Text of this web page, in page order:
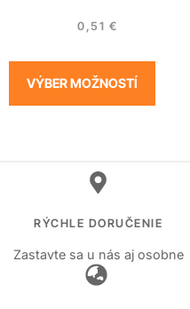
0,51 €
VÝBER MOŽNOSTÍ
RÝCHLE DORUČENIE
Zastavte sa u nás aj osobne